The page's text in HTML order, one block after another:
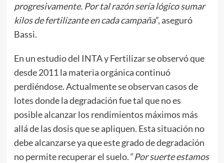
progresivamente. Por tal razón sería lógico sumar
kilos de fertilizante en cada campaña”, aseguró
Bassi.
En un estudio del INTA y Fertilizar se observó que
desde 2011 la materia orgánica continuó
perdiéndose. Actualmente se observan casos de
lotes donde la degradación fue tal que no es
posible alcanzar los rendimientos máximos más
allá de las dosis que se apliquen. Esta situación no
debe alcanzarse ya que este grado de degradación
no permite recuperar el suelo. “Por suerte estamos